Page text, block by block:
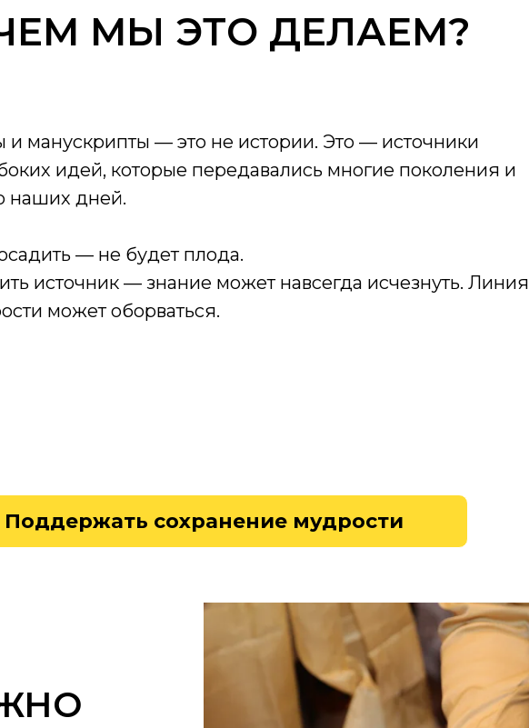
МЫ ЭТО ДЕЛАЕМ?
и манускрипты — это не истории. Это — источники
идей, которые передавались многие поколения и
наших дней.
— не будет плода.
источник — знание может навсегда исчезнуть. Линия
может оборваться.
Поддержать сохранение мудрости